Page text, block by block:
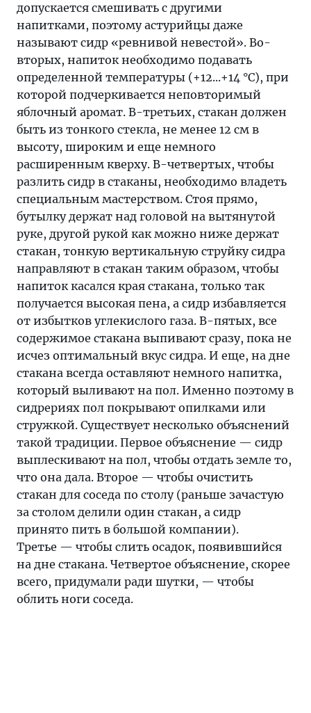
допускается смешивать с другими
напитками, поэтому астурийцы даже
называют сидр «ревнивой невестой». Во-
вторых, напиток необходимо подавать
определенной температуры (+12...+14 °С), при
которой подчеркивается неповторимый
яблочный аромат. В-третьих, стакан должен
быть из тонкого стекла, не менее 12 см в
высоту, широким и еще немного
расширенным кверху. В-четвертых, чтобы
разлить сидр в стаканы, необходимо владеть
специальным мастерством. Стоя прямо,
бутылку держат над головой на вытянутой
руке, другой рукой как можно ниже держат
стакан, тонкую вертикальную струйку сидра
направляют в стакан таким образом, чтобы
напиток касался края стакана, только так
получается высокая пена, а сидр избавляется
от избытков углекислого газа. В-пятых, все
содержимое стакана выпивают сразу, пока не
исчез оптимальный вкус сидра. И еще, на дне
стакана всегда оставляют немного напитка,
который выливают на пол. Именно поэтому в
сидрериях пол покрывают опилками или
стружкой. Существует несколько объяснений
такой традиции. Первое объяснение — сидр
выплескивают на пол, чтобы отдать земле то,
что она дала. Второе — чтобы очистить
стакан для соседа по столу (раньше зачастую
за столом делили один стакан, а сидр
принято пить в большой компании).
Третье — чтобы слить осадок, появившийся
на дне стакана. Четвертое объяснение, скорее
всего, придумали ради шутки, — чтобы
облить ноги соседа.